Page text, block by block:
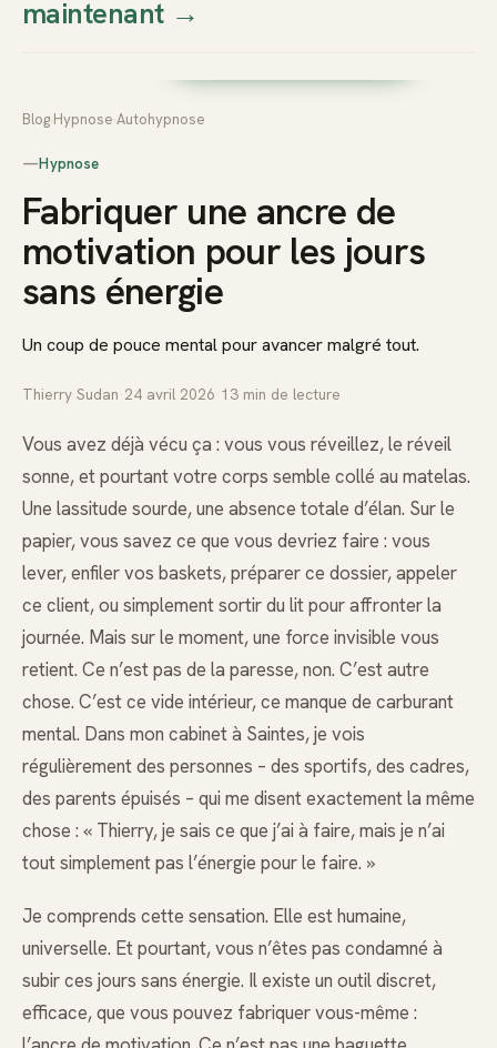
Thierry
Prendre rendez-vous dès
maintenant→
Blog Hypnose Autohypnose
—Hypnose
Fabriquer une ancre de
motivation pour les jours
sans énergie
Un coup de pouce mental pour avancer malgré tout.
Thierry Sudan 24 avril 2026 13 min de lecture
Vous avez déjà vécu ça : vous vous réveillez, le réveil
sonne, et pourtant votre corps semble collé au matelas.
Une lassitude sourde, une absence totale d’élan. Sur le
papier, vous savez ce que vous devriez faire : vous
lever, enfiler vos baskets, préparer ce dossier, appeler
ce client, ou simplement sortir du lit pour affronter la
journée. Mais sur le moment, une force invisible vous
retient. Ce n’est pas de la paresse, non. C’est autre
chose. C’est ce vide intérieur, ce manque de carburant
mental. Dans mon cabinet à Saintes, je vois
régulièrement des personnes – des sportifs, des cadres,
des parents épuisés – qui me disent exactement la même
chose : « Thierry, je sais ce que j’ai à faire, mais je n’ai
tout simplement pas l’énergie pour le faire. »
Je comprends cette sensation. Elle est humaine,
universelle. Et pourtant, vous n’êtes pas condamné à
subir ces jours sans énergie. Il existe un outil discret,
efficace, que vous pouvez fabriquer vous-même :